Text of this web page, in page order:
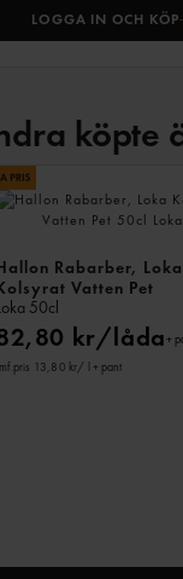
LOGGA IN OCH KÖP
köpte
Rabarber, Loka
Vatten Pet
50cl
kr/låda+
13,80 kr/ l + pant